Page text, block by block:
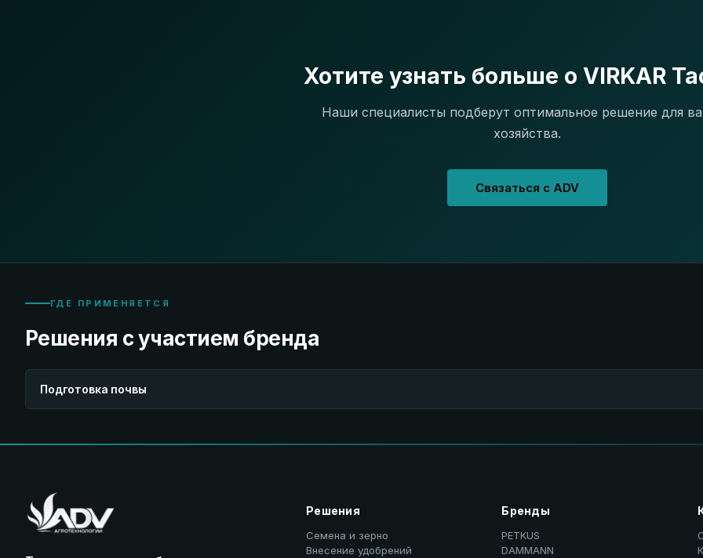
Хотите узнать больше о VIRKAR
Наши специалисты подберут оптимальное решение для
хозяйства.
Связаться с ADV
ГДЕ ПРИМЕНЯЕТСЯ
Решения с участием бренда
Подготовка почвы
Решения
Семена и зерно
Внесение удобрений
Бренды
PETKUS
DAMMANN